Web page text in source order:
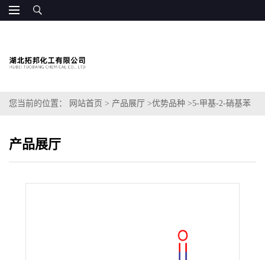
您当前的位置： 网站首页 > 产品展厅 >优势品种 >5-甲基-2-硝基苯
产品展厅